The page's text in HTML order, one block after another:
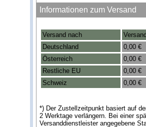
Informationen zum Versand
Versand nach
Deutschland
0,00 €
Österreich
0,00 €
Restliche EU
0,00 €
Schweiz
0,00 €
*) Der Zustellzeitpunkt basiert auf
2 Werktage verlängern. Bei einer
Versanddienstleister angegebene